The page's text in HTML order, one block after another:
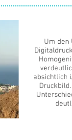
Um den
absichtlich